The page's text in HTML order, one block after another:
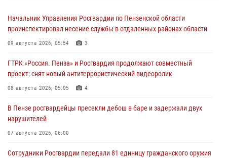
Начальник Управления Росгвардии по Пензенской области
проинспектировал несение службы в отдаленных районах области
09 августа 2026, 05:54 3
ГТРК «Россия. Пенза» и Росгвардия продолжают совместный
проект: снят новый антитеррористический видеоролик
08 августа 2026, 05:05 4
В Пензе росгвардейцы пресекли дебош в баре и задержали двух
нарушителей
07 августа 2026, 06:00
Сотрудники Росгвардии передали 81 единицу гражданского оружия